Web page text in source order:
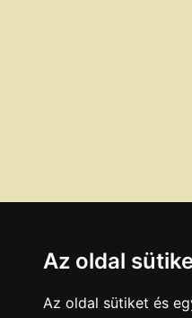
Az oldal
Az oldal sütiket és